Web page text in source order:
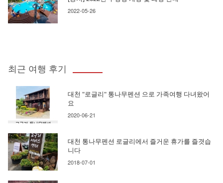
2022-05-26
최근 여행 후기
대천 "로글리" 통나무펜션 으로 가족여행 다녀왔어
요
2020-06-21
대천 통나무펜션 로글리에서 즐거운 휴가를 즐겻습
니다
2018-07-01